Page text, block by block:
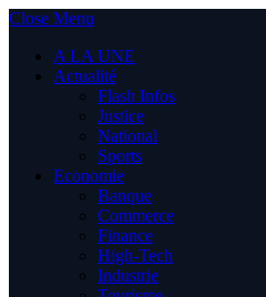
Close Menu
A LA UNE
Actualité
Flash Infos
Justice
National
Sports
Economie
Banque
Commerce
Finance
High-Tech
Industrie